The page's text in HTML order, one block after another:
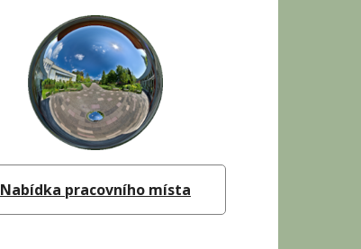
Nabídka pracovního místa